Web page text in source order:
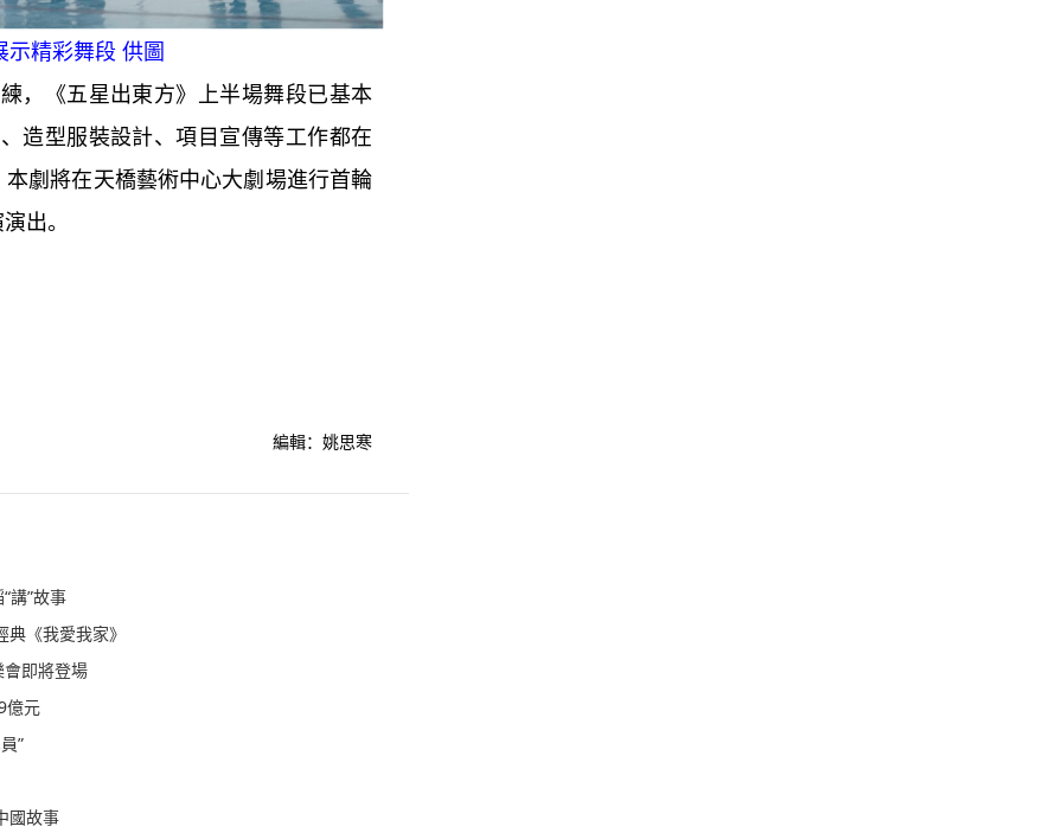
彩舞段 供圖
《五星出東方》上半場舞段已基本
造型服裝設計、項目宣傳等工作都在
劇將在天橋藝術中心大劇場進行首輪
出。
編輯：姚思寒
講”故事
《我愛我家》
會即將登場
億元
”
國故事